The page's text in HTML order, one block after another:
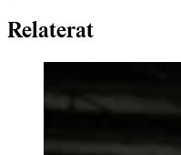
Relaterat